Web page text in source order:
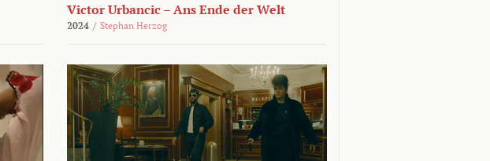
Victor Urbancic – Ans Ende der Welt
2024 / Stephan Herzog